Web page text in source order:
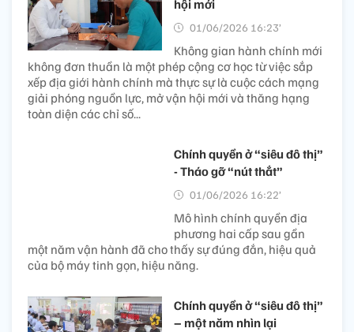
hội mới
01/06/2026 16:23’
Không gian hành chính mới
không đơn thuần là một phép cộng cơ học từ việc sắp
xếp địa giới hành chính mà thực sự là cuộc cách mạng
giải phóng nguồn lực, mở vận hội mới và thăng hạng
toàn diện các chỉ số...
Chính quyền ở “siêu đô thị”
- Tháo gỡ “nút thắt”
01/06/2026 16:22’
Mô hình chính quyền địa
phương hai cấp sau gần
một năm vận hành đã cho thấy sự đúng đắn, hiệu quả
của bộ máy tinh gọn, hiệu năng.
Chính quyền ở “siêu đô thị”
– một năm nhìn lại